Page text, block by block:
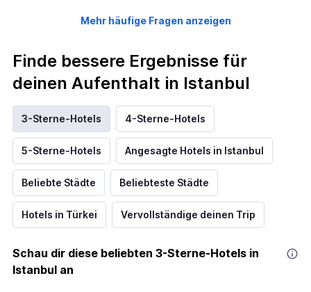
Mehr häufige Fragen anzeigen
Finde bessere Ergebnisse für
deinen Aufenthalt in Istanbul
3-Sterne-Hotels 4-Sterne-Hotels
5-Sterne-Hotels Angesagte Hotels in Istanbul
Beliebte Städte Beliebteste Städte
Hotels in Türkei Vervollständige deinen Trip
Schau dir diese beliebten 3-Sterne-Hotels in
Istanbul an